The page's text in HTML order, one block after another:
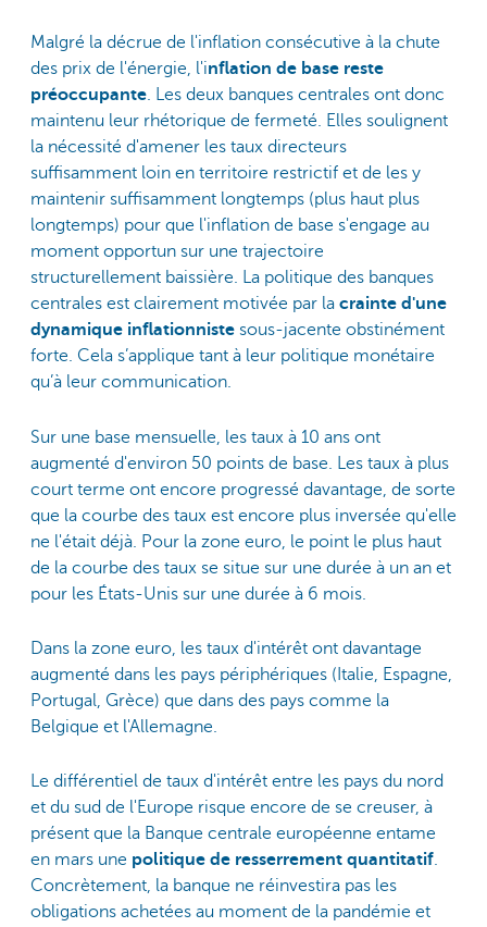
Malgré la décrue de l'inflation consécutive à la chute
des prix de l'énergie, l'inflation de base reste
préoccupante. Les deux banques centrales ont donc
maintenu leur rhétorique de fermeté. Elles soulignent
la nécessité d'amener les taux directeurs
suffisamment loin en territoire restrictif et de les y
maintenir suffisamment longtemps (plus haut plus
longtemps) pour que l'inflation de base s'engage au
moment opportun sur une trajectoire
structurellement baissière. La politique des banques
centrales est clairement motivée par la crainte d'une
dynamique inflationniste sous-jacente obstinément
forte. Cela s’applique tant à leur politique monétaire
qu’à leur communication.
Sur une base mensuelle, les taux à 10 ans ont
augmenté d'environ 50 points de base. Les taux à plus
court terme ont encore progressé davantage, de sorte
que la courbe des taux est encore plus inversée qu'elle
ne l'était déjà. Pour la zone euro, le point le plus haut
de la courbe des taux se situe sur une durée à un an et
pour les États-Unis sur une durée à 6 mois.
Dans la zone euro, les taux d'intérêt ont davantage
augmenté dans les pays périphériques (Italie, Espagne,
Portugal, Grèce) que dans des pays comme la
Belgique et l'Allemagne.
Le différentiel de taux d'intérêt entre les pays du nord
et du sud de l'Europe risque encore de se creuser, à
présent que la Banque centrale européenne entame
en mars une politique de resserrement quantitatif.
Concrètement, la banque ne réinvestira pas les
obligations achetées au moment de la pandémie et